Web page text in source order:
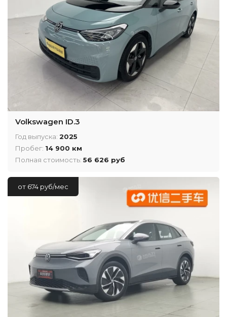
Volkswagen ID.3
Год выпуска: 2025
Пробег: 14 900 км
Полная стоимость: 56 626 руб
от 674 руб/мес